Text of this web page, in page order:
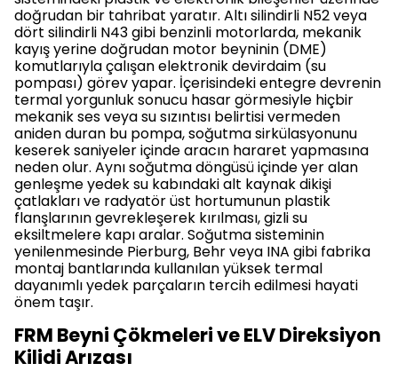
doğrudan bir tahribat yaratır. Altı silindirli N52 veya
dört silindirli N43 gibi benzinli motorlarda, mekanik
kayış yerine doğrudan motor beyninin (DME)
komutlarıyla çalışan elektronik devirdaim (su
pompası) görev yapar. İçerisindeki entegre devrenin
termal yorgunluk sonucu hasar görmesiyle hiçbir
mekanik ses veya su sızıntısı belirtisi vermeden
aniden duran bu pompa, soğutma sirkülasyonunu
keserek saniyeler içinde aracın hararet yapmasına
neden olur. Aynı soğutma döngüsü içinde yer alan
genleşme yedek su kabındaki alt kaynak dikişi
çatlakları ve radyatör üst hortumunun plastik
flanşlarının gevrekleşerek kırılması, gizli su
eksiltmelere kapı aralar. Soğutma sisteminin
yenilenmesinde Pierburg, Behr veya INA gibi fabrika
montaj bantlarında kullanılan yüksek termal
dayanımlı yedek parçaların tercih edilmesi hayati
önem taşır.
FRM Beyni Çökmeleri ve ELV Direksiyon
Kilidi Arızası